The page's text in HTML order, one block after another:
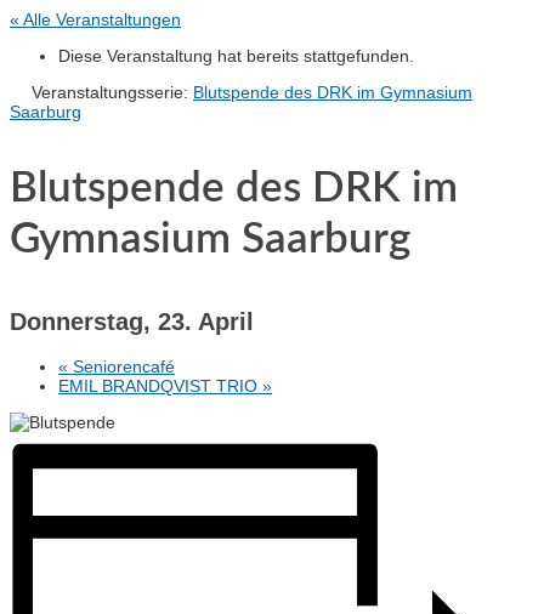
« Alle Veranstaltungen
Diese Veranstaltung hat bereits stattgefunden.
Veranstaltungsserie: Blutspende des DRK im Gymnasium
Saarburg
Blutspende des DRK im
Gymnasium Saarburg
Donnerstag, 23. April
« Seniorencafé
EMIL BRANDQVIST TRIO »